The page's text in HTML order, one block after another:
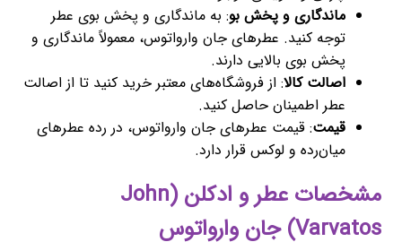
ماندگاری و پخش بو: به ماندگاری و پخش بوی عطر
توجه کنید. عطرهای جان وارواتوس، معمولاً ماندگاری و
پخش بوی بالایی دارند.
اصالت کالا: از فروشگاه‌های معتبر خرید کنید تا از اصالت
عطر اطمینان حاصل کنید.
قیمت: قیمت عطرهای جان وارواتوس، در رده عطرهای
میان‌رده و لوکس قرار دارد.
مشخصات عطر و ادکلن (John
Varvatos) جان وارواتوس